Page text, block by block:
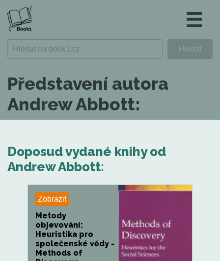
☰
Představení autora
Andrew Abbott:
Doposud vydané knihy od
Andrew Abbott:
Zobrazit
Metody
objevování:
Heuristika pro
společenské vědy -
Methods of